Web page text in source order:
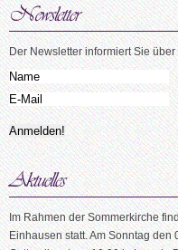
Der Newsletter informiert Sie
Im Rahmen der Sommerkirche
Einhausen statt. Am Sonntag